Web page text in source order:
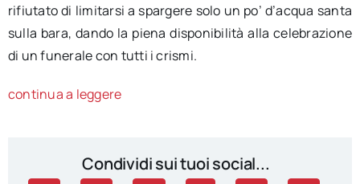
rifiutato di limitarsi a spargere solo un po’ d’acqua santa
sulla bara, dando la piena disponibilità alla celebrazione
di un funerale con tutti i crismi.
continua a leggere
Condividi sui tuoi social...